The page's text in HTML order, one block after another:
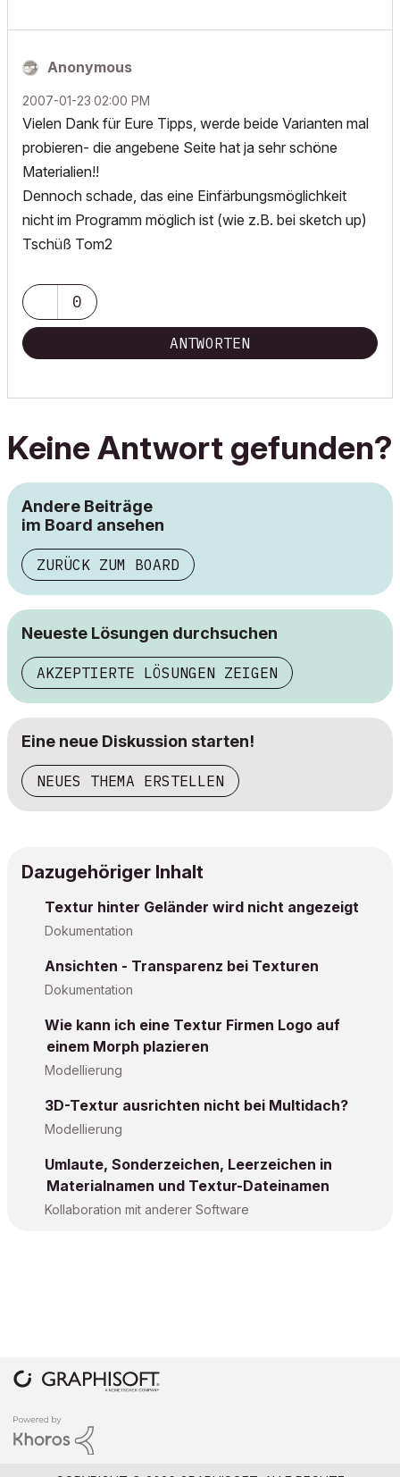
Anonymous
‎2007-01-23 02:00 PM
Vielen Dank für Eure Tipps, werde beide Varianten mal
probieren- die angebene Seite hat ja sehr schöne
Materialien!!
Dennoch schade, das eine Einfärbungsmöglichkeit
nicht im Programm möglich ist (wie z.B. bei sketch up)
Tschüß Tom2
0
ANTWORTEN
Keine Antwort gefunden?
Andere Beiträge
im Board ansehen
ZURÜCK ZUM BOARD
Neueste Lösungen durchsuchen
AKZEPTIERTE LÖSUNGEN ZEIGEN
Eine neue Diskussion starten!
NEUES THEMA ERSTELLEN
Dazugehöriger Inhalt
Textur hinter Geländer wird nicht angezeigt
Dokumentation
Ansichten - Transparenz bei Texturen
Dokumentation
Wie kann ich eine Textur Firmen Logo auf
einem Morph plazieren
Modellierung
3D-Textur ausrichten nicht bei Multidach?
Modellierung
Umlaute, Sonderzeichen, Leerzeichen in
Materialnamen und Textur-Dateinamen
Kollaboration mit anderer Software